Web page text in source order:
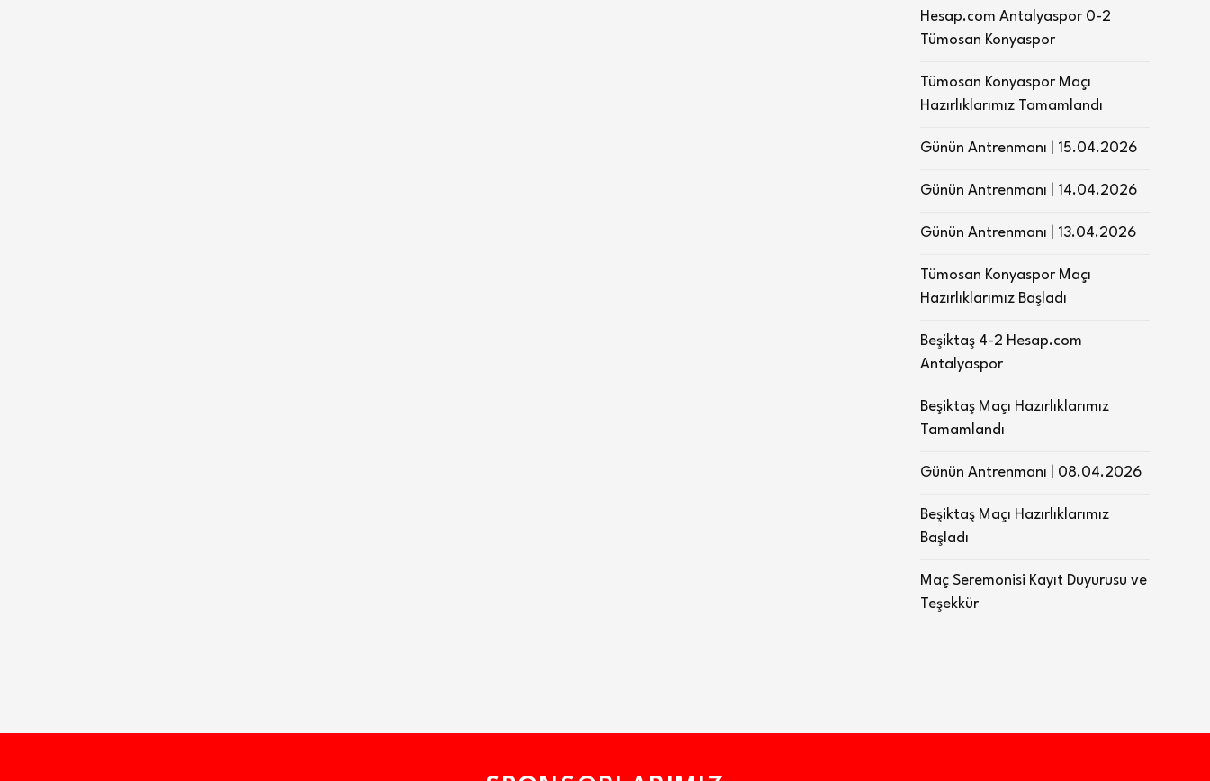
Hesap.com Antalyaspor 0-2
Tümosan Konyaspor
Tümosan Konyaspor Maçı
Hazırlıklarımız Tamamlandı
Günün Antrenmanı | 15.04.2026
Günün Antrenmanı | 14.04.2026
Günün Antrenmanı | 13.04.2026
Tümosan Konyaspor Maçı
Hazırlıklarımız Başladı
Beşiktaş 4-2 Hesap.com
Antalyaspor
Beşiktaş Maçı Hazırlıklarımız
Tamamlandı
Günün Antrenmanı | 08.04.2026
Beşiktaş Maçı Hazırlıklarımız
Başladı
Maç Seremonisi Kayıt Duyurusu ve
Teşekkür